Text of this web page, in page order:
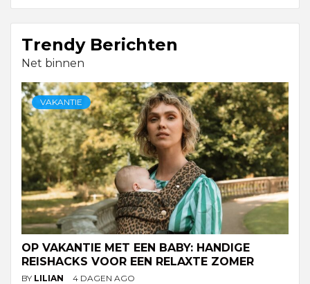
Trendy Berichten
Net binnen
VAKANTIE
OP VAKANTIE MET EEN BABY: HANDIGE
REISHACKS VOOR EEN RELAXTE ZOMER
BY LILIAN 4 DAGEN AGO